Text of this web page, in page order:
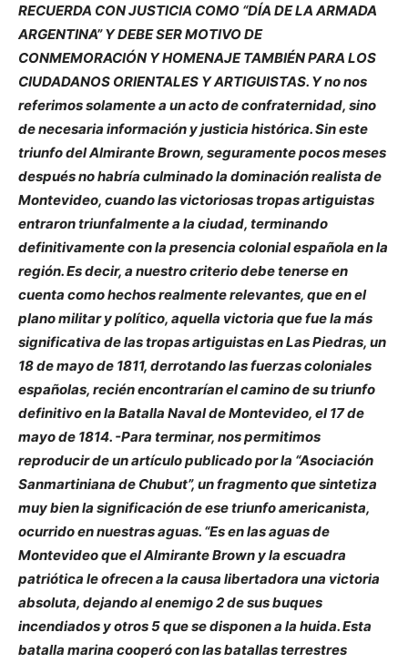
RECUERDA CON JUSTICIA COMO “DÍA DE LA ARMADA
ARGENTINA” Y DEBE SER MOTIVO DE
CONMEMORACIÓN Y HOMENAJE TAMBIÉN PARA LOS
CIUDADANOS ORIENTALES Y ARTIGUISTAS. Y no nos
referimos solamente a un acto de confraternidad, sino
de necesaria información y justicia histórica. Sin este
triunfo del Almirante Brown, seguramente pocos meses
después no habría culminado la dominación realista de
Montevideo, cuando las victoriosas tropas artiguistas
entraron triunfalmente a la ciudad, terminando
definitivamente con la presencia colonial española en la
región. Es decir, a nuestro criterio debe tenerse en
cuenta como hechos realmente relevantes, que en el
plano militar y político, aquella victoria que fue la más
significativa de las tropas artiguistas en Las Piedras, un
18 de mayo de 1811, derrotando las fuerzas coloniales
españolas, recién encontrarían el camino de su triunfo
definitivo en la Batalla Naval de Montevideo, el 17 de
mayo de 1814. -Para terminar, nos permitimos
reproducir de un artículo publicado por la “Asociación
Sanmartiniana de Chubut”, un fragmento que sintetiza
muy bien la significación de ese triunfo americanista,
ocurrido en nuestras aguas. “Es en las aguas de
Montevideo que el Almirante Brown y la escuadra
patriótica le ofrecen a la causa libertadora una victoria
absoluta, dejando al enemigo 2 de sus buques
incendiados y otros 5 que se disponen a la huida. Esta
batalla marina cooperó con las batallas terrestres